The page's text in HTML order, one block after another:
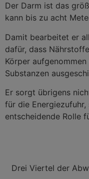
Der Darm ist das
kann bis zu acht
Damit bearbeitet er
dafür, dass
Körper
Substanzen
Er sorgt übrigens
für die
entscheidende Rolle
Drei Viertel der